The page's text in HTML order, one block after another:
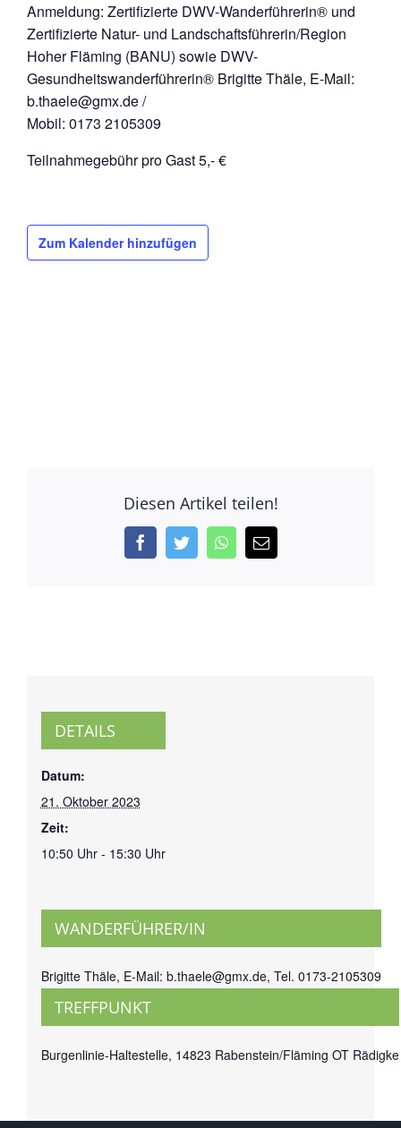
Anmeldung: Zertifizierte DWV-Wanderführerin® und
Zertifizierte Natur- und Landschaftsführerin/Region
Hoher Fläming (BANU) sowie DWV-
Gesundheitswanderführerin® Brigitte Thäle, E-Mail:
b.thaele@gmx.de /
Mobil: 0173 2105309
Teilnahmegebühr pro Gast 5,- €
Zum Kalender hinzufügen
Diesen Artikel teilen!
FacebookTwitterWhatsApp
E-
Mail
DETAILS
Datum:
21. Oktober 2023
Zeit:
10:50 Uhr - 15:30 Uhr
TREFFPUNKT
Burgenlinie-Haltestelle, 14823 Rabenstein/Fläming OT Rädigke
WANDERFÜHRER/IN
Brigitte Thäle, E-Mail: b.thaele@gmx.de, Tel. 0173-2105309